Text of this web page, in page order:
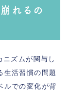
れるの
ズムが関与し
生活習慣の問題
ルでの変化が背